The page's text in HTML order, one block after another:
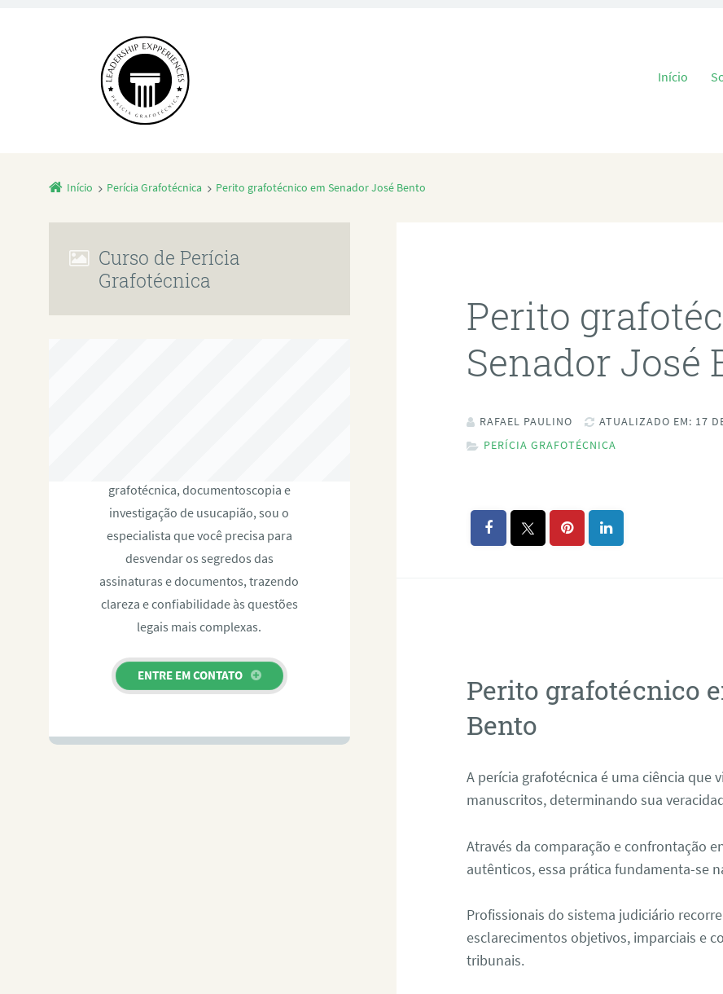
Pular para
Início
Início Perícia Grafotécnica Perito grafotécnico em Senador José Bento
Perito
Senador José
RAFAEL PAULINO
ATUALIZADO EM: 17
PERÍCIA GRAFOTÉCNICA
Perito grafotécnico
Bento
A perícia grafotécnica é uma ciência que
manuscritos, determinando sua
Através da comparação e confrontação
autênticos, essa prática fundamenta-se
Profissionais do sistema judiciário
esclarecimentos objetivos, imparciais e
tribunais.
Curso de Perícia
Grafotécnica
grafotécnica, documentoscopia e
investigação de usucapião, sou o
especialista que você precisa para
desvendar os segredos das
assinaturas e documentos, trazendo
clareza e confiabilidade às questões
legais mais complexas.
ENTRE EM CONTATO